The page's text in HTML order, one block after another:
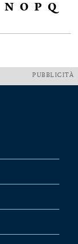
N O P Q
PUBBLICITÀ